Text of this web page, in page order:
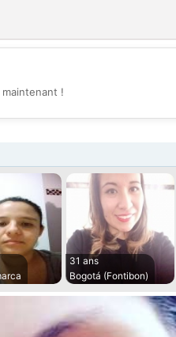
💕
!
31 ans
Bogotá (Fontibon)